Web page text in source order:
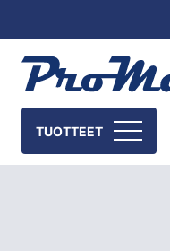
TUOTTEET